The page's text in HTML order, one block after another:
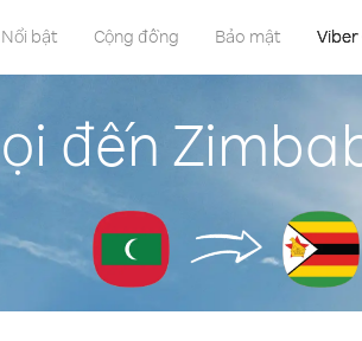
Nổi bật Cộng đồng Bảo mật
đến